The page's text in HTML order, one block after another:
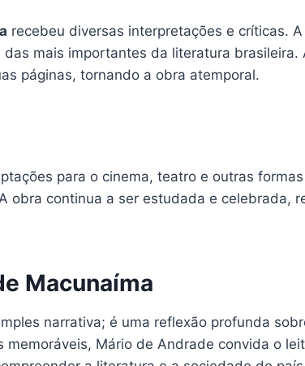
recebeu diversas interpretações e críticas.
mais importantes da literatura
páginas, tornando a obra atemporal.
para o cinema, teatro e outras
obra continua a ser estudada e celebrada,
Macunaíma
narrativa; é uma reflexão profunda
Mário de Andrade convida o